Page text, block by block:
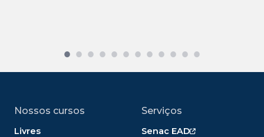
Nossos cursos
Livres
Serviços
Senac EAD